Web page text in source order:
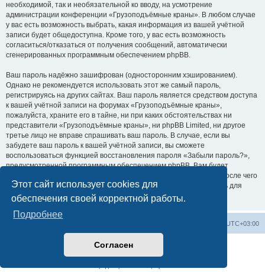
Этот сайт использует cookies для
обеспечения своей корректной работы.
Подробнее
Согласен
необходимой, так и необязательной ко вводу, на усмотрение
администрации конференции «Грузоподъёмные краны». В любом случае
у вас есть возможность выбрать, какая информация из вашей учётной
записи будет общедоступна. Кроме того, у вас есть возможность
согласиться/отказаться от получения сообщений, автоматически
сгенерированных программным обеспечением phpBB.
Ваш пароль надёжно зашифрован (односторонним хэшированием).
Однако не рекомендуется использовать этот же самый пароль,
регистрируясь на других сайтах. Ваш пароль является средством доступа
к вашей учётной записи на форумах «Грузоподъёмные краны»,
пожалуйста, храните его в тайне, ни при каких обстоятельствах ни
представители «Грузоподъёмные краны», ни phpBB Limited, ни другое
третье лицо не вправе спрашивать ваш пароль. В случае, если вы
забудете ваш пароль к вашей учётной записи, вы сможете
воспользоваться функцией восстановления пароля «Забыли пароль?»,
предусмотренной программным обеспечением phpBB. Вам будет
необходимо ввести ваше имя пользователя и ваш адрес email, после чего
программное обеспечение phpBB сгенерирует вам новый пароль для
вашей учётной записи.
UTC+03:00
Создано на основеphpBB® Forum Software © phpBB Limited
Русская поддержка phpBB